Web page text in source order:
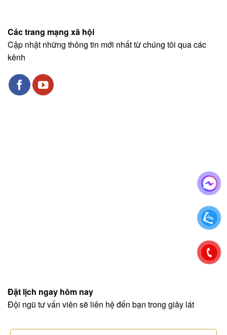
Các trang mạng xã hội
Cập nhật những thông tin mới nhất từ chúng tôi qua các
kênh
Đặt lịch ngay hôm nay
Đội ngũ tư vấn viên sẽ liên hệ đến bạn trong giây lát